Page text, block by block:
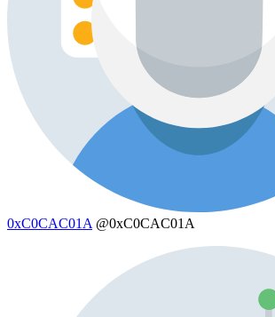
0xC0CAC01A @0xC0CAC01A